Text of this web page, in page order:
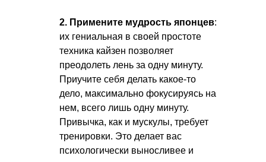
2. Примените мудрость японцев:
их гениальная в своей простоте
техника кайзен позволяет
преодолеть лень за одну минуту.
Приучите себя делать какое-то
дело, максимально фокусируясь на
нем, всего лишь одну минуту.
Привычка, как и мускулы, требует
тренировки. Это делает вас
психологически выносливее и